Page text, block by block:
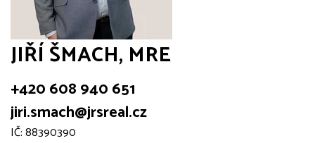
JIŘÍ ŠMACH, MRE
+420 608 940 651
jiri.smach@jrsreal.cz
IČ: 88390390